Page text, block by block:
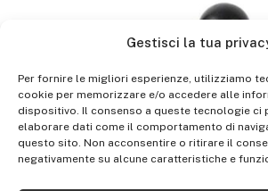
Gestisci la tua
Per fornire le migliori esperienze, utilizziamo
cookie per memorizzare e/o accedere alle
dispositivo. Il consenso a queste tecnologie ci
elaborare dati come il comportamento di
questo sito. Non acconsentire o ritirare il
negativamente su alcune caratteristiche e